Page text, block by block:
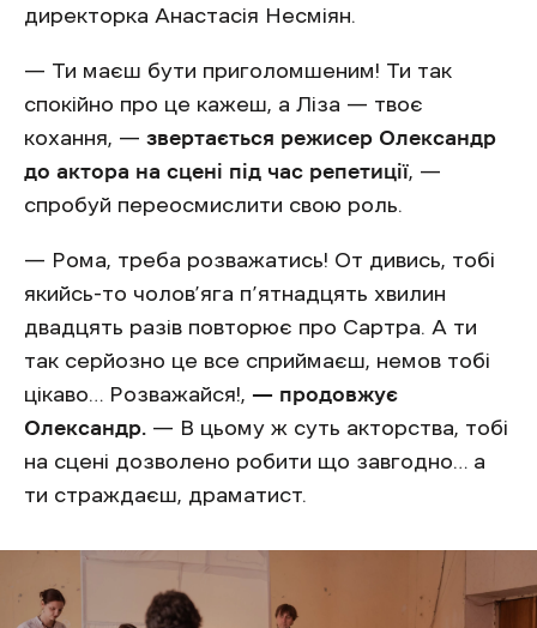
директорка Анастасія Несміян.
— Ти маєш бути приголомшеним! Ти так
спокійно про це кажеш, а Ліза — твоє
кохання, — звертається режисер Олександр
до актора на сцені під час репетиції, —
спробуй переосмислити свою роль.
— Рома, треба розважатись! От дивись, тобі
якийсь-то чолов’яга п’ятнадцять хвилин
двадцять разів повторює про Сартра. А ти
так серйозно це все сприймаєш, немов тобі
цікаво… Розважайся!, — продовжує
Олександр. — В цьому ж суть акторства, тобі
на сцені дозволено робити що завгодно… а
ти страждаєш, драматист.